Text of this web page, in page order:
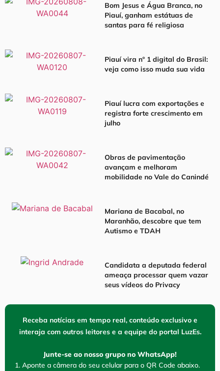
Bom Jesus e Água Branca, no
Piauí, ganham estátuas de
santas para fé religiosa
Piauí vira nº 1 digital do Brasil:
veja como isso muda sua vida
Piauí lucra com exportações e
registra forte crescimento em
julho
Obras de pavimentação
avançam e melhoram
mobilidade no Vale do Canindé
Mariana de Bacabal, no
Maranhão, descobre que tem
Autismo e TDAH
Candidata a deputada federal
ameaça processar quem vazar
seus vídeos do Privacy
Receba notícias em tempo real, conteúdo exclusivo e
interaja com outros leitores e a equipe do portal LuzEs.
Junte-se ao nosso grupo no WhatsApp!
1. Aponte a câmera do seu celular para o QR Code abaixo.